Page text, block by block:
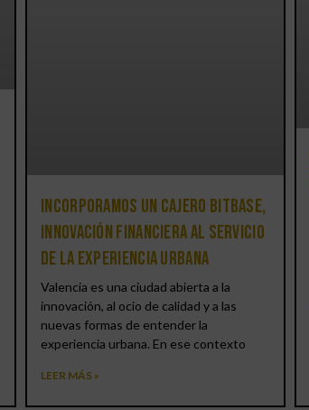
Incorporamos un cajero BitBase,
innovación financiera al servicio
de la experiencia urbana
Valencia es una ciudad abierta a la
innovación, al ocio de calidad y a las
nuevas formas de entender la
experiencia urbana. En ese contexto
LEER MÁS »